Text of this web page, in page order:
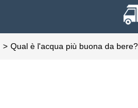
Qual è l'acqua più buona da bere?